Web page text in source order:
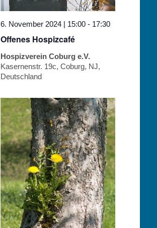
Offenes Hospizcafé
6. November 2024 | 15:00 - 17:30
Hospizverein Coburg e.V.
Kasernenstr. 19c, Coburg, NJ,
Deutschland